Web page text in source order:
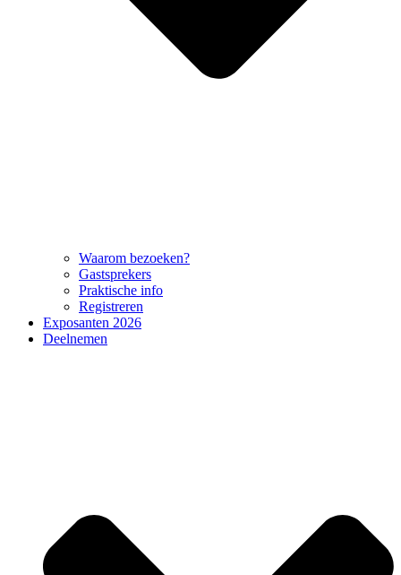
Waarom bezoeken?
Gastsprekers
Praktische info
Registreren
Exposanten 2026
Deelnemen